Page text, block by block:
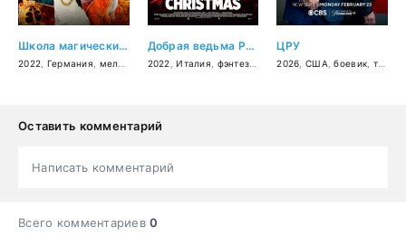
Школа магических зверей 2
2022 Германия мелодрама ,комедия,приключения семейный, фэнтези
Добрая ведьма Рождества
2022 ,Италия фэнтези комедия ,семейный
ЦРУ
2026 США ,боевик триллер
Оставить комментарий
Написать комментарий
Всего комментариев0